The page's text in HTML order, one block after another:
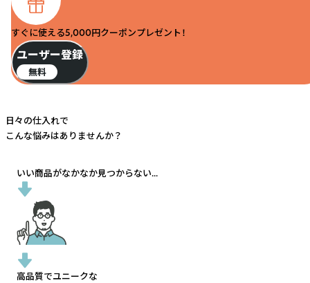
すぐに使える5,000円クーポンプレゼント！
ユーザー登録
無料
日々の仕入れで
こんな悩みはありませんか？
いい商品がなかなか見つからない...
高品質でユニークな